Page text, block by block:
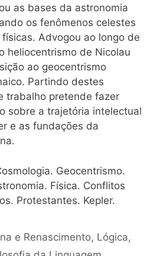
as bases da astronomia
os fenômenos celestes
Advogou ao longo de
heliocentrismo de Nicolau
ao geocentrismo
Partindo destes
trabalho pretende fazer
sobre a trajetória intelectual
e as fundações da
Geocentrismo.
Física. Conflitos
Protestantes. Kepler.
e Renascimento, Lógica,